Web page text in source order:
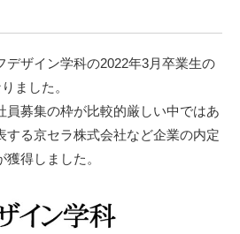
デザイン学科の2022年3月卒業生の
ました。
員募集の枠が比較的厳しい中ではあ
する京セラ株式会社など企業の内定
得しました。